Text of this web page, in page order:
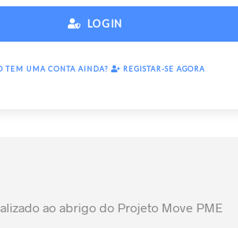
LOGIN
TEM UMA CONTA AINDA? REGISTAR-SE AGORA
ao abrigo do Projeto Move PME